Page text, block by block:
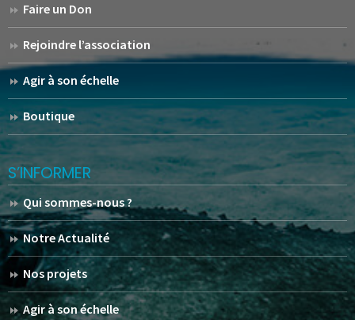
Faire un Don
Rejoindre l’association
Agir à son échelle
Boutique
S’INFORMER
Qui sommes-nous ?
Notre Actualité
Nos projets
Agir à son échelle